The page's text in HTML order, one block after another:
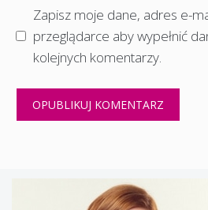
Zapisz moje dane, adres e-
przeglądarce aby wypełnić
kolejnych komentarzy.